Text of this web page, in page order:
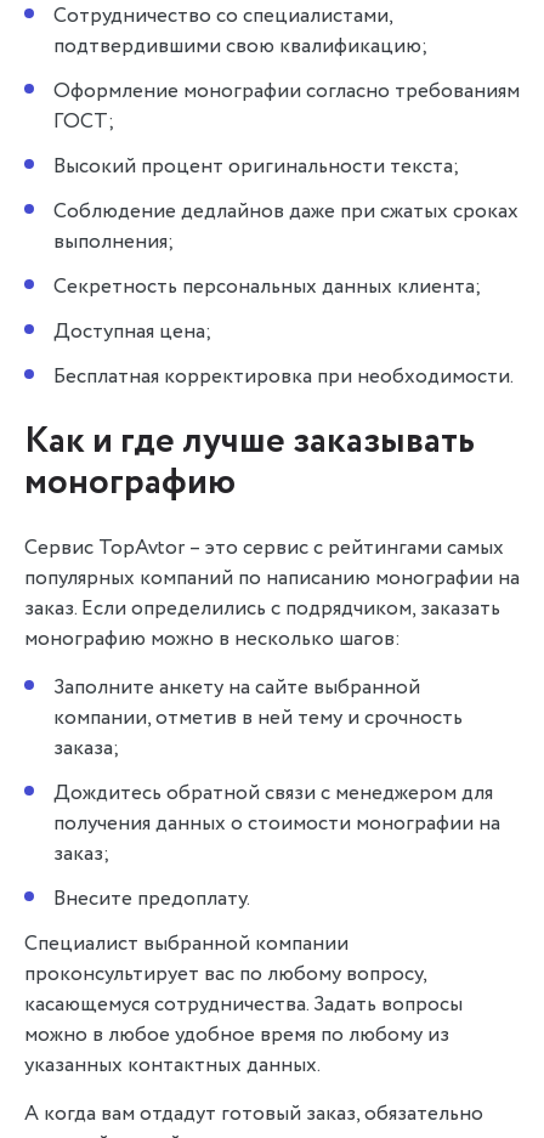
Сотрудничество со специалистами,
подтвердившими свою квалификацию;
Оформление монографии согласно требованиям
ГОСТ;
Высокий процент оригинальности текста;
Соблюдение дедлайнов даже при сжатых сроках
выполнения;
Секретность персональных данных клиента;
Доступная цена;
Бесплатная корректировка при необходимости.
Как и где лучше заказывать
монографию
Сервис TopAvtor – это сервис с рейтингами самых
популярных компаний по написанию монографии на
заказ. Если определились с подрядчиком, заказать
монографию можно в несколько шагов:
Заполните анкету на сайте выбранной
компании, отметив в ней тему и срочность
заказа;
Дождитесь обратной связи с менеджером для
получения данных о стоимости монографии на
заказ;
Внесите предоплату.
Специалист выбранной компании
проконсультирует вас по любому вопросу,
касающемуся сотрудничества. Задать вопросы
можно в любое удобное время по любому из
указанных контактных данных.
А когда вам отдадут готовый заказ, обязательно